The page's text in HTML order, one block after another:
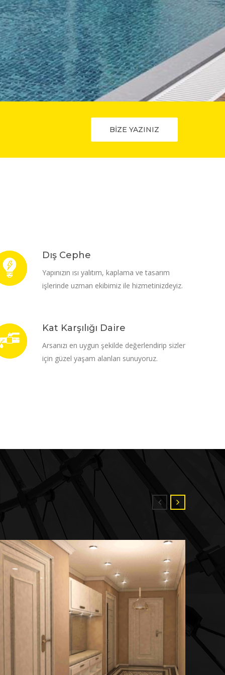
BİZE YAZINIZ
Dış Cephe
Yapınızın ısı yalıtım, kaplama ve tasarım
işlerinde uzman ekibimiz ile hizmetinizdeyiz.
Kat Karşılığı Daire
Arsanızı en uygun şekilde değerlendirip sizler
için güzel yaşam alanları sunuyoruz.